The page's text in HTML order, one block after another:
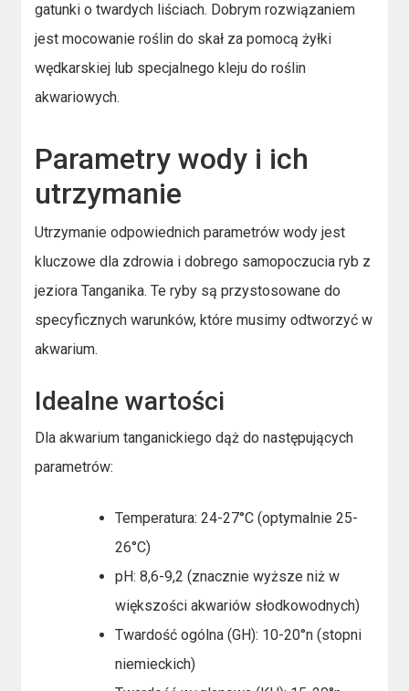
gatunki o twardych liściach. Dobrym rozwiązaniem
jest mocowanie roślin do skał za pomocą żyłki
wędkarskiej lub specjalnego kleju do roślin
akwariowych.
Parametry wody i ich
utrzymanie
Utrzymanie odpowiednich parametrów wody jest
kluczowe dla zdrowia i dobrego samopoczucia ryb z
jeziora Tanganika. Te ryby są przystosowane do
specyficznych warunków, które musimy odtworzyć w
akwarium.
Idealne wartości
Dla akwarium tanganickiego dąż do następujących
parametrów:
Temperatura: 24-27°C (optymalnie 25-
26°C)
pH: 8,6-9,2 (znacznie wyższe niż w
większości akwariów słodkowodnych)
Twardość ogólna (GH): 10-20°n (stopni
niemieckich)